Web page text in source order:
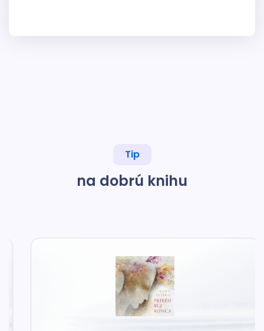
Tip
na dobrú knihu